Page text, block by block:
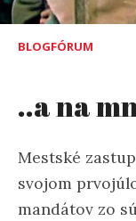
BLOGFÓRUM
..a na
Mestské
svojom
mandátov zo